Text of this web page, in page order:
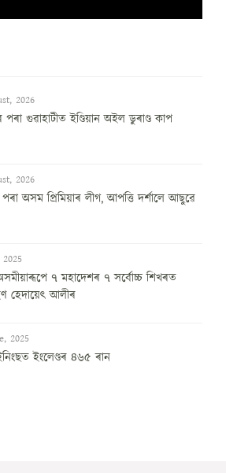
2026
গুৱাহাটীত ইণ্ডিয়ান অইল ডুৰাণ্ড কাপ
2026
অসম প্ৰিমিয়াৰ লীগ, আপত্তি দৰ্শালে আছুৱে
৭ মহাদেশৰ ৭ সৰ্বোচ্চ শিখৰত
হেদায়েৎ আলীৰ
2025
ইংলেণ্ডৰ ৪৬৫ ৰান